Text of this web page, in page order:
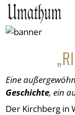
Eine
Geschichte, ein
Der Kirchberg in